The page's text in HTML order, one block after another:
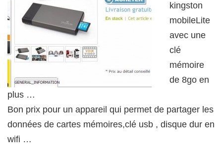
kingston
mobileLite
avec une
clé
mémoire
de 8go en
plus …
Bon prix pour un appareil qui permet de partager les
données de cartes mémoires,clé usb , disque dur en
wifi …